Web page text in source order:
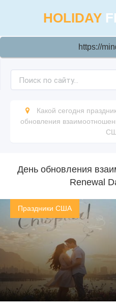
HOLIDAY
https://
Какой сегодня
обновления
День обновления
Renewal
Праздники США